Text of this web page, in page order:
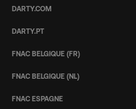
DARTY.COM
DARTY.PT
FNAC BELGIQUE (FR)
FNAC BELGIQUE (NL)
FNAC ESPAGNE